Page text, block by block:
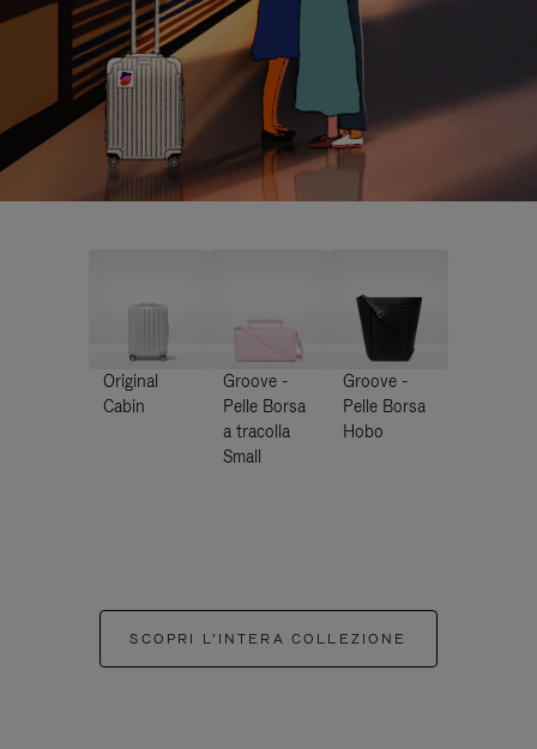
Original
Cabin
Groove -
Pelle Borsa
a tracolla
Small
Groove -
Pelle Borsa
Hobo
SCOPRI L'INTERA COLLEZIONE